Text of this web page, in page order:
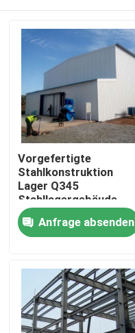
Zu Hause
Produkte
Über uns
Werksbesichtigung
Vorgefertigte
Stahlkonstruktion
Lager Q345
Stahllagergebäude
Anfrage absenden